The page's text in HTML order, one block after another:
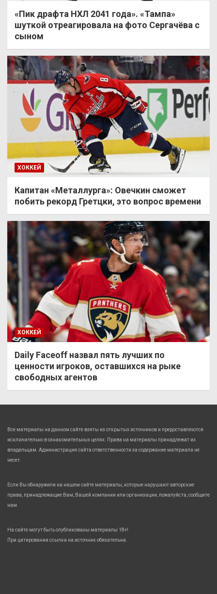
«Пик драфта НХЛ 2041 года». «Тампа»
шуткой отреагировала на фото Сергачёва с
сыном
ХОККЕЙ
Капитан «Металлурга»: Овечкин сможет
побить рекорд Гретцки, это вопрос времени
ХОККЕЙ
Daily Faceoff назвал пять лучших по
ценности игроков, оставшихся на рыке
свободных агентов
Все материалы на данном сайте взяты из открытых источников и предоставляются
исключительно в ознакомительных целях. Права на материалы принадлежат их
владельцам. Администрация сайта ответственности за содержание материала не
несет.
Если Вы обнаружили на нашем сайте материалы, которые нарушают авторские
права, принадлежащие Вам, Вашей компании или организации, пожалуйста, сообщите
нам.
На сайте могут быть опубликованы материалы 18+!
При цитировании ссылка на источник обязательна.